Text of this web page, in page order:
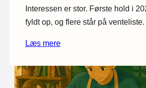
Interessen er stor. Første hold i
fyldt op, og flere står på venteliste.
Læs mere